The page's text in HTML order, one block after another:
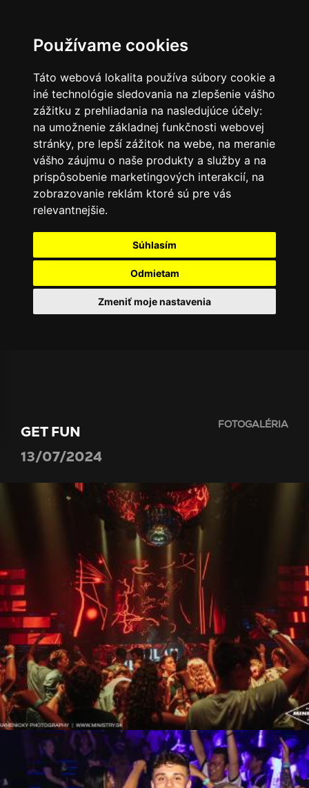
Používame cookies
Táto webová lokalita používa súbory cookie a
iné technológie sledovania na zlepšenie vášho
zážitku z prehliadania na nasledujúce účely:
na umožnenie základnej funkčnosti webovej
stránky, pre lepší zážitok na webe, na meranie
vášho záujmu o naše produkty a služby a na
prispôsobenie marketingových interakcií, na
zobrazovanie reklám ktoré sú pre vás
relevantnejšie.
Súhlasím
Odmietam
Zmeniť moje nastavenia
GET FUN
13/07/2024
FOTOGALÉRIA